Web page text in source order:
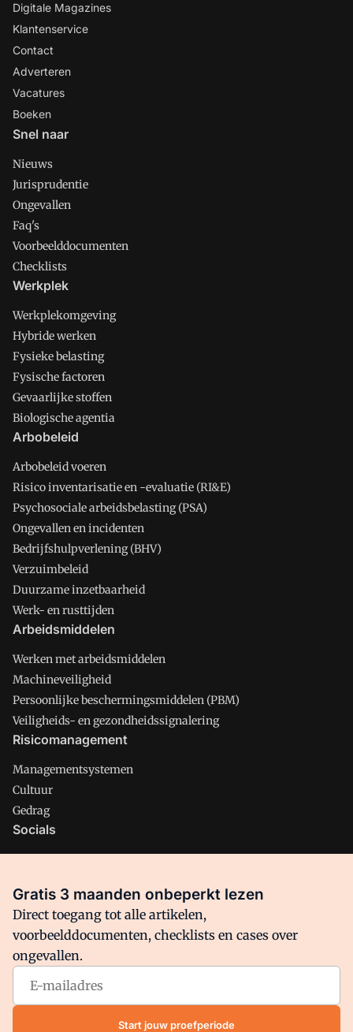
Digitale Magazines
Klantenservice
Contact
Adverteren
Vacatures
Boeken
Snel naar
Nieuws
Jurisprudentie
Ongevallen
Faq's
Voorbeelddocumenten
Checklists
Werkplek
Werkplekomgeving
Hybride werken
Fysieke belasting
Fysische factoren
Gevaarlijke stoffen
Biologische agentia
Arbobeleid
Arbobeleid voeren
Risico inventarisatie en -evaluatie (RI&E)
Psychosociale arbeidsbelasting (PSA)
Ongevallen en incidenten
Bedrijfshulpverlening (BHV)
Verzuimbeleid
Duurzame inzetbaarheid
Werk- en rusttijden
Arbeidsmiddelen
Werken met arbeidsmiddelen
Machineveiligheid
Persoonlijke beschermingsmiddelen (PBM)
Veiligheids- en gezondheidssignalering
Risicomanagement
Managementsystemen
Cultuur
Gedrag
Socials
Facebook
Arbo is onderdeel van VMN media. Lees inons manifestwaar
VMN media voor staat. Op gebruik van deze site zijn de
volgende regelingen van toepassing:Algemene Voorwaarden
Privacy en Cookie beleid|Privacy instellingen
Gratis 3 maanden onbeperkt lezen
Direct toegang tot alle artikelen,
voorbeelddocumenten, checklists en cases over
ongevallen.
Start jouw proefperiode